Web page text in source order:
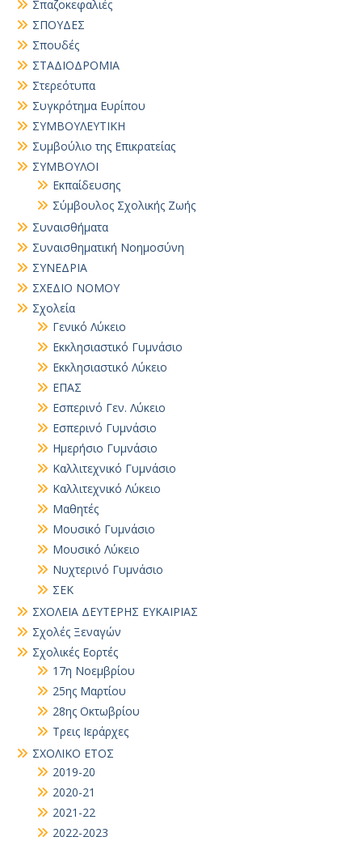
Σπαζοκεφαλιές
ΣΠΟΥΔΕΣ
Σπουδές
ΣΤΑΔΙΟΔΡΟΜΙΑ
Στερεότυπα
Συγκρότημα Ευρίπου
ΣΥΜΒΟΥΛΕΥΤΙΚΗ
Συμβούλιο της Επικρατείας
ΣΥΜΒΟΥΛΟΙ
Εκπαίδευσης
Σύμβουλος Σχολικής Ζωής
Συναισθήματα
Συναισθηματική Νοημοσύνη
ΣΥΝΕΔΡΙΑ
ΣΧΕΔΙΟ ΝΟΜΟΥ
Σχολεία
Γενικό Λύκειο
Εκκλησιαστικό Γυμνάσιο
Εκκλησιαστικό Λύκειο
ΕΠΑΣ
Εσπερινό Γεν. Λύκειο
Εσπερινό Γυμνάσιο
Ημερήσιο Γυμνάσιο
Καλλιτεχνικό Γυμνάσιο
Καλλιτεχνικό Λύκειο
Μαθητές
Μουσικό Γυμνάσιο
Μουσικό Λύκειο
Νυχτερινό Γυμνάσιο
ΣΕΚ
ΣΧΟΛΕΙΑ ΔΕΥΤΕΡΗΣ ΕΥΚΑΙΡΙΑΣ
Σχολές Ξεναγών
Σχολικές Εορτές
17η Νοεμβρίου
25ης Μαρτίου
28ης Οκτωβρίου
Τρεις Ιεράρχες
ΣΧΟΛΙΚΟ ΕΤΟΣ
2019-20
2020-21
2021-22
2022-2023